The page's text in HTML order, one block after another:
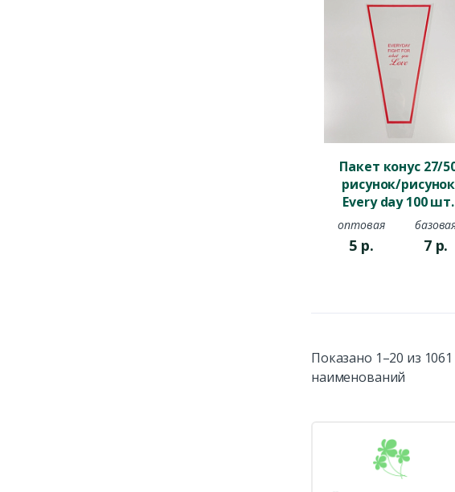
Пакет конус 27/
рисунок/рисунок
Every day 100 шт.
красный
оптовая
5 р. 7 р.
Показано 1–20 из 1061
наименований